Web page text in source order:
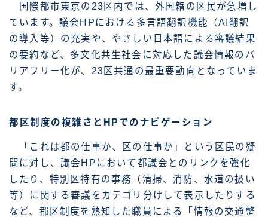
国際都市東京の23区内では、外国籍の区民が急増し
ています。議会HPにおける多言語翻訳機能（AI翻訳
の導入等）の充実や、やさしい日本語による審議結果
の要約など、多文化共生社会に対応した議会情報のバ
リアフリー化が、23区共通の最重要動向となっていま
す。
都区制度の複雑さとHPでのナビゲーション
「これは都の仕事か、区の仕事か」という区民の疑
問に対し、議会HPにおいて都議会とのリンクを強化
したり、特別区特有の事務（清掃、消防、水道の扱い
等）に関する審議をカテゴリ分けして表示したりする
など、都区制度を熟知した職員による「情報の交通整